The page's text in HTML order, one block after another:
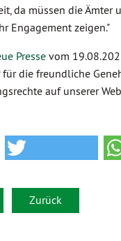
da müssen die Ämter
Engagement zeigen."
Presse vom
für die freundliche
auf unserer
Zurück